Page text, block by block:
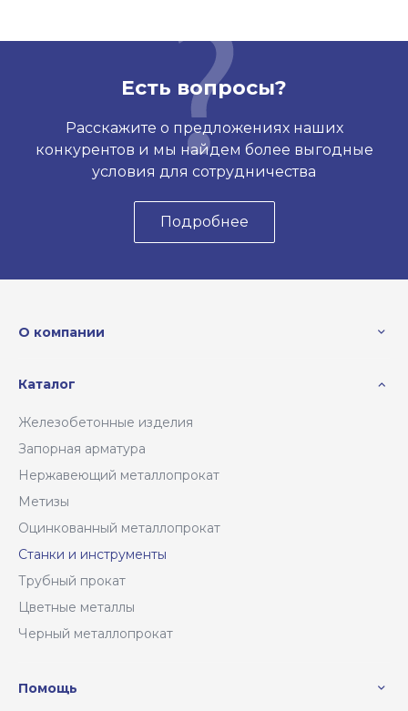
Есть вопросы?
Расскажите о предложениях наших
конкурентов и мы найдем более выгодные
условия для сотрудничества
Подробнее
О компании
Каталог
Железобетонные изделия
Запорная арматура
Нержавеющий металлопрокат
Метизы
Оцинкованный металлопрокат
Станки и инструменты
Трубный прокат
Цветные металлы
Черный металлопрокат
Помощь